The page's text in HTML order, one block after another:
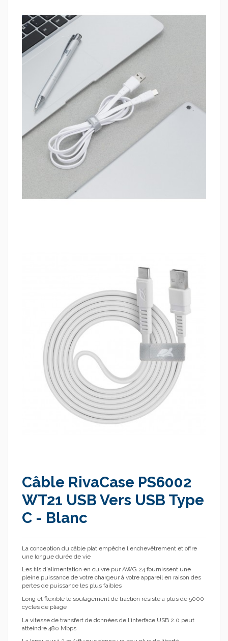
Câble RivaCase PS6002
WT21 USB Vers USB Type
C - Blanc
La conception du câble plat empêche l'enchevêtrement et offre
une longue durée de vie
Les fils d'alimentation en cuivre pur AWG 24 fournissent une
pleine puissance de votre chargeur à votre appareil en raison des
pertes de puissance les plus faibles
Long et flexible le soulagement de traction résiste à plus de 5000
cycles de pliage
La vitesse de transfert de données de l'interface USB 2.0 peut
atteindre 480 Mbps